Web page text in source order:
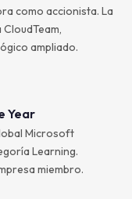
como accionista. La
ampliado.
Year
Microsoft
Learning.
miembro.